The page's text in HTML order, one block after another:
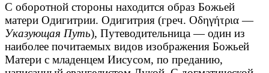
С оборотной стороны находится образ Божьей
матери Одигитрии. Одигитрия (греч. Οδηγήτρια—
Указующая Путь), Путеводительница — один из
наиболее почитаемых видов изображения Божьей
Матери с младенцем Иисусом, по преданию,